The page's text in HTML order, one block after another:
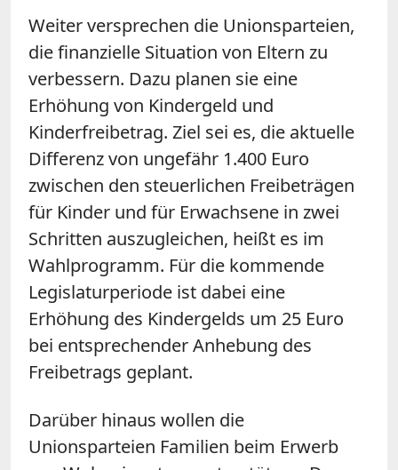
Weiter versprechen die Unionsparteien,
die finanzielle Situation von Eltern zu
verbessern. Dazu planen sie eine
Erhöhung von Kindergeld und
Kinderfreibetrag. Ziel sei es, die aktuelle
Differenz von ungefähr 1.400 Euro
zwischen den steuerlichen Freibeträgen
für Kinder und für Erwachsene in zwei
Schritten auszugleichen, heißt es im
Wahlprogramm. Für die kommende
Legislaturperiode ist dabei eine
Erhöhung des Kindergelds um 25 Euro
bei entsprechender Anhebung des
Freibetrags geplant.
Darüber hinaus wollen die
Unionsparteien Familien beim Erwerb